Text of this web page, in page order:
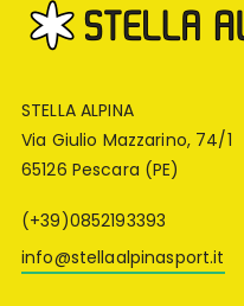
STELLA ALPINA
Via Giulio Mazzarino, 74/1
65126 Pescara (PE)
(+39)0852193393
info@stellaalpinasport.it